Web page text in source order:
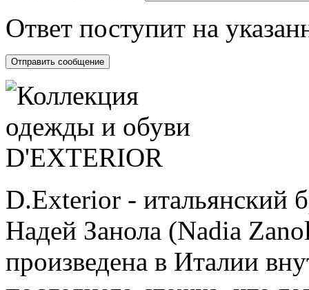
Ответ поступит на
D.Exterior - итальянский
Надей Занола (Nadia
произведена в Италии